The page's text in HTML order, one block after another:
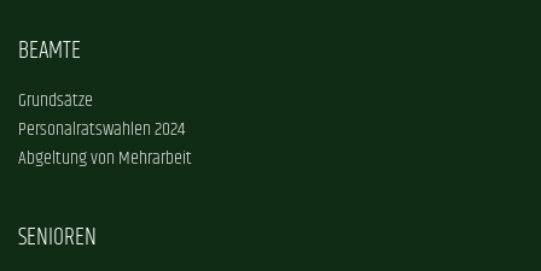
BEAMTE
Grundsätze
Personalratswahlen 2024
Abgeltung von Mehrarbeit
SENIOREN